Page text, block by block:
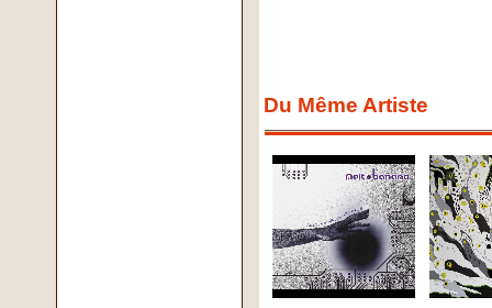
Du Même Artiste